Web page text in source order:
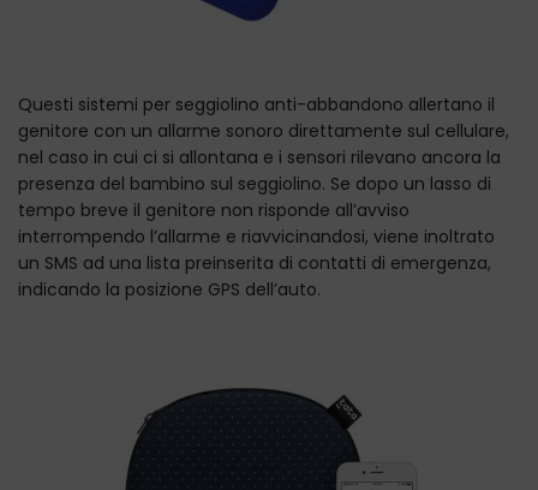
Questi sistemi per seggiolino anti-abbandono allertano il
genitore con un allarme sonoro direttamente sul cellulare,
nel caso in cui ci si allontana e i sensori rilevano ancora la
presenza del bambino sul seggiolino. Se dopo un lasso di
tempo breve il genitore non risponde all’avviso
interrompendo l’allarme e riavvicinandosi, viene inoltrato
un SMS ad una lista preinserita di contatti di emergenza,
indicando la posizione GPS dell’auto.